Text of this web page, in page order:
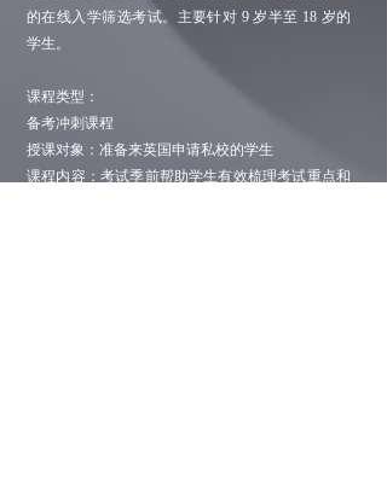
的在线入学筛选考试。主要针对 9 岁半至 18 岁的
学生。
课程类型：
备考冲刺课程
授课对象：准备来英国申请私校的学生
课程内容：考试季前帮助学生有效梳理考试重点和